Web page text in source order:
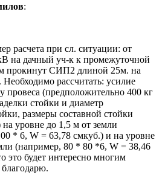
:
расчета при сл. ситуации: от
на дачный уч-к к промежуточной
прокинут СИП2 длиной 25м. на
рассчитать: усилие
провеса (предположительно 400 кг
стойки и диаметр
размеры составной стойки
на уровне до 1,5 м от земли
* 6, W = 63,78 смкуб.) и на уровне
(например, 80 * 80 *6, W = 38,46
это будет интересно многим